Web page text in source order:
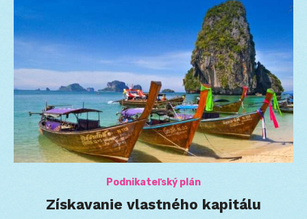
Podnikateľský plán
Získavanie vlastného kapitálu